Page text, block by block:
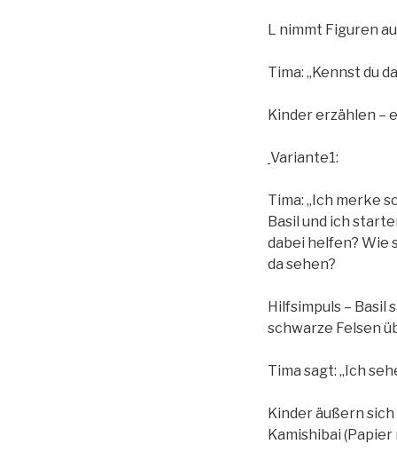
L nimmt Figuren
Tima: „Kennst du
Kinder erzählen –
Variante1:
Tima: „Ich merke
Basil und ich
dabei helfen? Wie
da sehen?
Hilfsimpuls – Basil
schwarze Felsen
Tima sagt: „Ich
Kinder äußern
Kamishibai